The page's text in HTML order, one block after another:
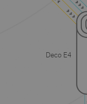
Deco E4